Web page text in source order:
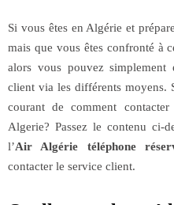
Si vous êtes en Algérie et
mais que vous êtes confronté à
alors vous pouvez
client via les différents moyens.
courant de comment
Algerie? Passez le contenu ci-
l’Air Algérie téléphone
contacter le service client.